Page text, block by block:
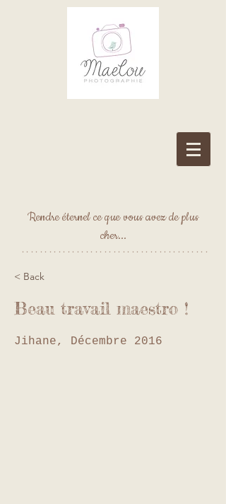
Rendre éternel ce que vous avez de plus
cher...
*****************************************
< Back
Beau travail maestro !
Jihane, Décembre 2016